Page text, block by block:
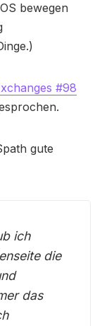
bewegen
#98
gute
ich
die
das